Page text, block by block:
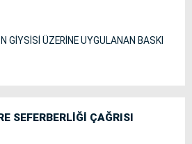
GİYSİSİ ÜZERİNE UYGULANAN BASKI
SEFERBERLİĞİ ÇAĞRISI